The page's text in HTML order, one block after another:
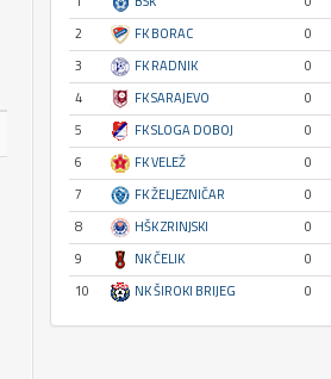
2
FK BORAC 0
3
FK RADNIK 0
4
FK SARAJEVO 0
5
FK SLOGA DOBOJ 0
6
FK VELEŽ 0
7
FK ŽELJEZNIČAR 0
8
HŠK ZRINJSKI 0
9
NK ČELIK 0
10
NK ŠIROKI BRIJEG 0